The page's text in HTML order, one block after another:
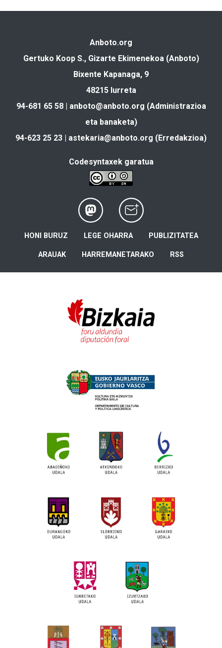
Anboto.org
Gertuko Koop S., Gizarte Ekimenekoa (Anboto)
Bixente Kapanaga, 9
48215 Iurreta
94-681 65 58 | anboto@anboto.org (Administrazioa
eta banaketa)
94-623 25 23 | astekaria@anboto.org (Erredakzioa)
Codesyntaxek garatua
HONI BURUZ LEGE OHARRA PUBLIZITATEA
ARAUAK HARREMANETARAKO RSS